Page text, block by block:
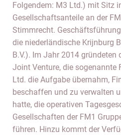
Folgendem: M3 Ltd.) mit Sitz
Gesellschaftsanteile an der
Stimmrecht.
die niederländische Krijnburg
B.V.). Im Jahr 2014 gründeten
Joint Venture, die sogenannte
Ltd. die Aufgabe übernahm,
beschaffen und zu verwalten
hatte, die operativen
Gesellschaften der FM1
führen. Hinzu kommt der